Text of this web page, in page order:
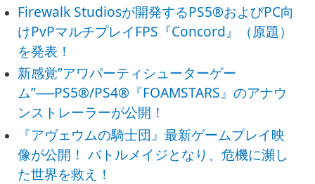
Firewalk Studiosが開発するPS5®およびPC向
けPvPマルチプレイFPS『Concord』（原題）
を発表！
新感覚”アワパーティシューターゲー
ム”──PS5®/PS4®『FOAMSTARS』のアナウ
ンストレーラーが公開！
『アヴェウムの騎士団』最新ゲームプレイ映
像が公開！ バトルメイジとなり、危機に瀕し
た世界を救え！